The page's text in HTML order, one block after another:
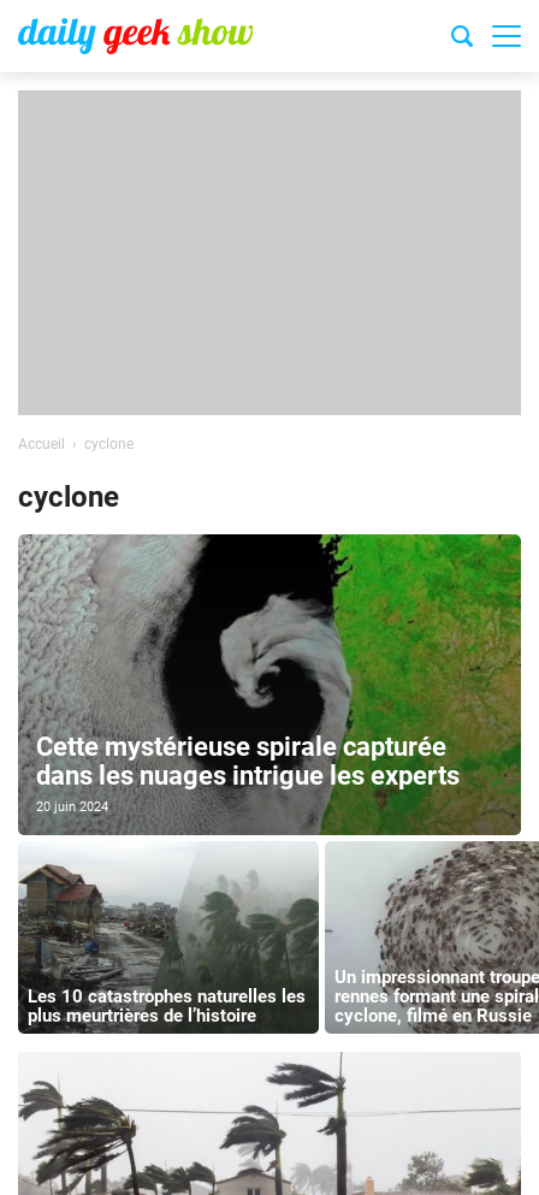
Accueil cyclone
cyclone
Cette mystérieuse spirale capturée
dans les nuages intrigue les experts
20 juin 2024
Les 10 catastrophes naturelles les
plus meurtrières de l’histoire
Un impressionnant
rennes formant une
cyclone, filmé en Russie